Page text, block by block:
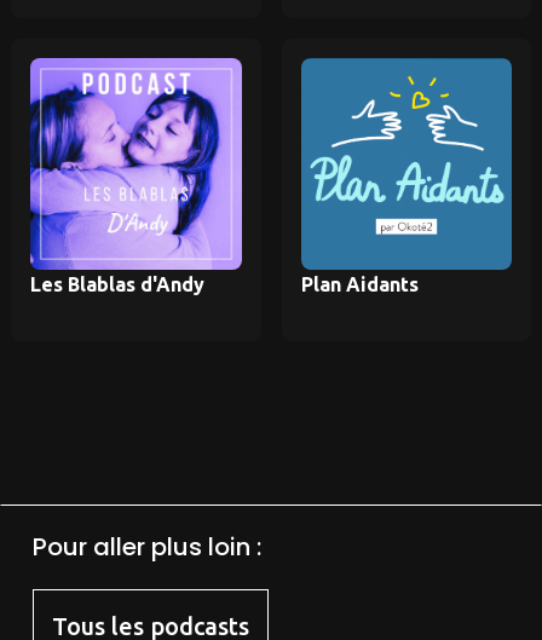
Les Blablas d'Andy Plan Aidants
Pour aller plus loin :
Tous les podcasts